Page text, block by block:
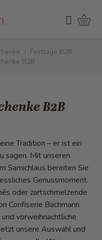
Suchen
/ Festtage B2B
B2B
B2B
Tradition – er ist ein
sagen. Mit unseren
Samichlaus bereiten Sie
Genussmoment.
oder zartschmelzende
Confiserie Bachmann
vorweihnachtliche
unsere Auswahl und